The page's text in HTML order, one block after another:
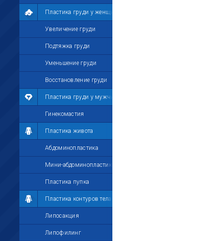
Пластика груди у женщин
Увеличение груди
Подтяжка груди
Уменьшение груди
Восстановление груди
Пластика груди у мужчин
Гинекомастия
Пластика живота
Абдоминопластика
Мини-абдоминопластика
Пластика пупка
Пластика контуров тела
Липосакция
Липофилинг